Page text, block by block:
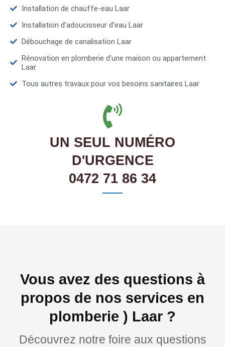
Installation de chauffe-eau Laar
Installation d’adoucisseur d'eau Laar
Débouchage de canalisation Laar
Rénovation en plomberie d'une maison ou appartement
Laar
Tous autres travaux pour vos besoins sanitaires Laar
UN SEUL NUMÉRO
D'URGENCE
0472 71 86 34
Vous avez des questions à
propos de nos services en
plomberie ) Laar ?
Découvrez notre foire aux questions